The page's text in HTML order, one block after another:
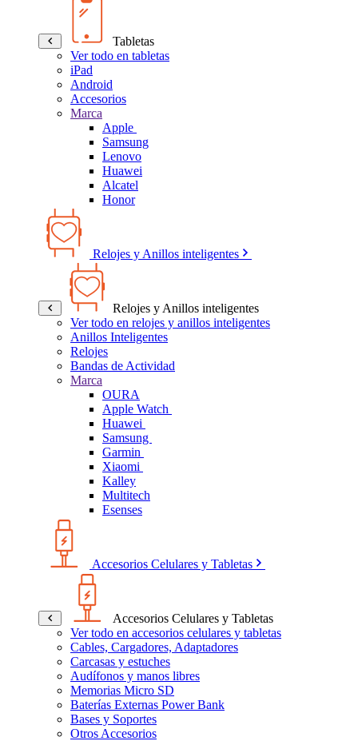
Tabletas
Ver todo en tabletas
iPad
Android
Accesorios
Marca
Apple
Samsung
Lenovo
Huawei
Alcatel
Honor
Relojes y Anillos inteligentes
Relojes y Anillos inteligentes
Ver todo en relojes y anillos inteligentes
Anillos Inteligentes
Relojes
Bandas de Actividad
Marca
OURA
Apple Watch
Huawei
Samsung
Garmin
Xiaomi
Kalley
Multitech
Esenses
Accesorios Celulares y Tabletas
Accesorios Celulares y Tabletas
Ver todo en accesorios celulares y tabletas
Cables, Cargadores, Adaptadores
Carcasas y estuches
Audífonos y manos libres
Memorias Micro SD
Baterías Externas Power Bank
Bases y Soportes
Otros Accesorios